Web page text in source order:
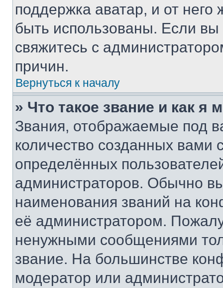
поддержка аватар, и от него
быть использованы. Если
свяжитесь с
причин.
Вернуться к началу
» Что такое звание и как я
Звания, отображаемые под
количество созданных
определённых
администраторов. Обычно
наименования званий на
её администратором.
ненужными сообщениями
звание. На большинстве
модератор или